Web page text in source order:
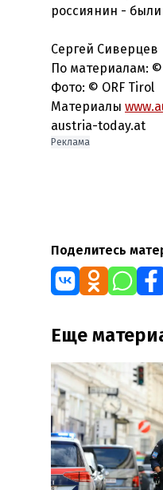
россиянин -
Сергей Сиверцев
По материалам: ©
Фото: © ORF Tirol
Материалы
austria-today.at
Реклама
Поделитесь
Еще